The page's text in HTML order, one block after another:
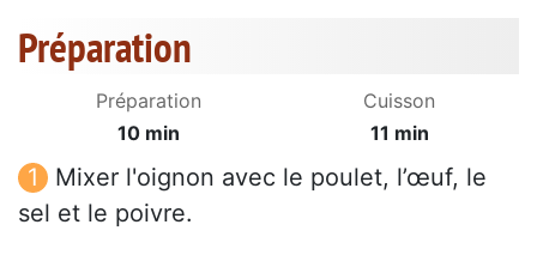
Préparation
Préparation
10 min
Cuisson
11 min
Mixer l'oignon avec le poulet, l’œuf, le
sel et le poivre.